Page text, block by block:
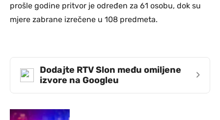
prošle godine pritvor je određen za 61 osobu, dok su
mjere zabrane izrečene u 108 predmeta.
Dodajte RTV Slon među omiljene
izvore na Googleu
›